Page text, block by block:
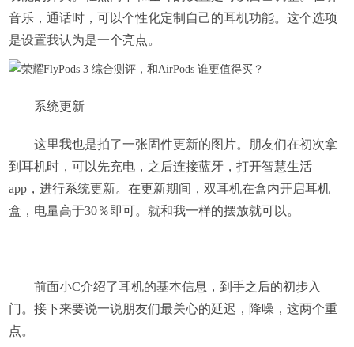
音乐，通话时，可以个性化定制自己的耳机功能。这个选项
是设置我认为是一个亮点。
系统更新
这里我也是拍了一张固件更新的图片。朋友们在初次拿
到耳机时，可以先充电，之后连接蓝牙，打开智慧生活
app，进行系统更新。在更新期间，双耳机在盒内开启耳机
盒，电量高于30％即可。就和我一样的摆放就可以。
前面小C介绍了耳机的基本信息，到手之后的初步入
门。接下来要说一说朋友们最关心的延迟，降噪，这两个重
点。